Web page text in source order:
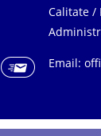
Calitate /
Email: